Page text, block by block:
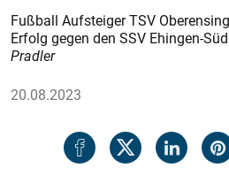
Fußball Aufsteiger TSV
Erfolg gegen den SSV Ehingen-
Pradler
20.08.2023